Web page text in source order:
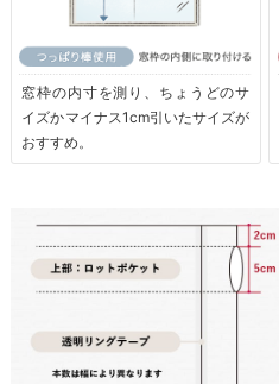
窓枠の内寸を測り、ちょうどのサ
イズかマイナス1cm引いたサイズが
おすすめ。